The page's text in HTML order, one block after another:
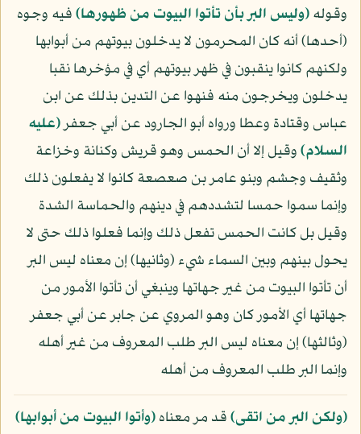
وقوله﴿وليس البر بأن تأتوا البيوت من ظهورها﴾فيه وجوه
(أحدها) أنه كان المحرمون لا يدخلون بيوتهم من أبوابها
ولكنهم كانوا ينقبون في ظهر بيوتهم أي في مؤخرها نقبا
يدخلون ويخرجون منه فنهوا عن التدين بذلك عن ابن
عباس وقتادة وعطا ورواه أبو الجارود عن أبي جعفر(عليه
السلام)وقيل إلا أن الحمس وهو قريش وكنانة وخزاعة
وثقيف وجشم وبنو عامر بن صعصعة كانوا لا يفعلون ذلك
وإنما سموا حمسا لتشددهم في دينهم والحماسة الشدة
وقيل بل كانت الحمس تفعل ذلك وإنما فعلوا ذلك حتى لا
يحول بينهم وبين السماء شيء (وثانيها) إن معناه ليس البر
أن تأتوا البيوت من غير جهاتها وينبغي أن تأتوا الأمور من
جهاتها أي الأمور كان وهو المروي عن جابر عن أبي جعفر
(وثالثها) إن معناه ليس البر طلب المعروف من غير أهله
وإنما البر طلب المعروف من أهله
﴿ولكن البر من اتقى﴾قد مر معناه﴿وأتوا البيوت من أبوابها﴾